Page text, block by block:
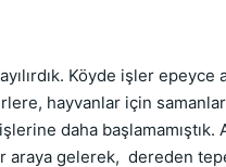
Köyde işler epeyce
hayvanlar için samanlar
daha
gelerek,  dereden